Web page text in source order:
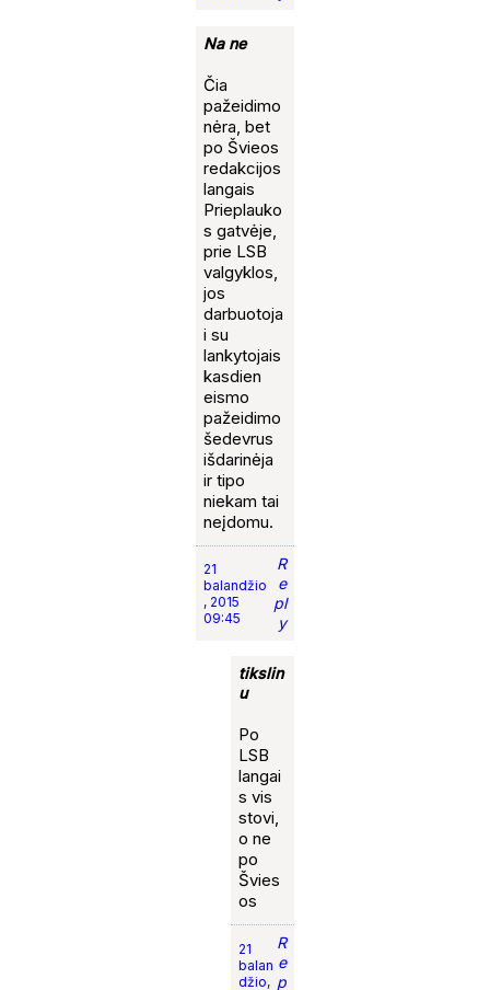
Na ne
Čia
pažeidimo
nėra, bet
po Švieos
redakcijos
langais
Prieplauko
s gatvėje,
prie LSB
valgyklos,
jos
darbuotoja
i su
lankytojais
kasdien
eismo
pažeidimo
šedevrus
išdarinėja
ir tipo
niekam tai
neįdomu.
21
balandžio
, 2015
09:45
R
e
pl
y
tikslin
u
Po
LSB
langai
s vis
stovi,
o ne
po
Švies
os
21
balan
džio,
R
e
p